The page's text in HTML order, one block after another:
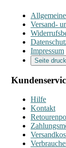
Versand-
Impressum
Seite
Hilfe
Kontakt